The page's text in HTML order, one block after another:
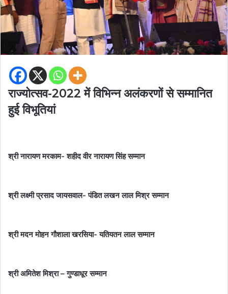
राज्योत्सव-2022 में विभिन्न अलंकरणों से सम्मानित
हुई विभूतियां
श्री नारायण मरकाम- शहीद वीर नारायण सिंह सम्मान
श्री लक्ष्मी प्रसाद जायसवाल- पंडित लखन लाल मिश्र सम्मान
श्री मदन मोहन गौशाला खरसिया- यतियतन लाल सम्मान
श्री अमितेश मिश्रा – गुण्डाधूर सम्मान